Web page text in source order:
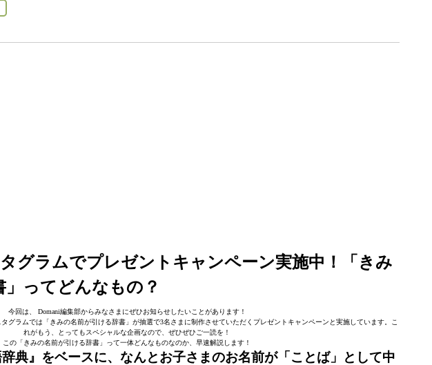
グラムでプレゼントキャンペーン実施中！「きみ
ってどんなもの？
今回は、 Domani編集部からみなさまにぜひお知らせしたいことがあります！
タグラムでは「きみの名前が引ける辞書」が抽選で3名さまに制作させていただくプレゼントキャンペーンと実施しています。こ
れがもう、とってもスペシャルな企画なので、ぜひぜひご一読を！
この「きみの名前が引ける辞書」って一体どんなものなのか、早速解説します！
辞典』をベースに、なんとお子さまのお名前が「ことば」として中